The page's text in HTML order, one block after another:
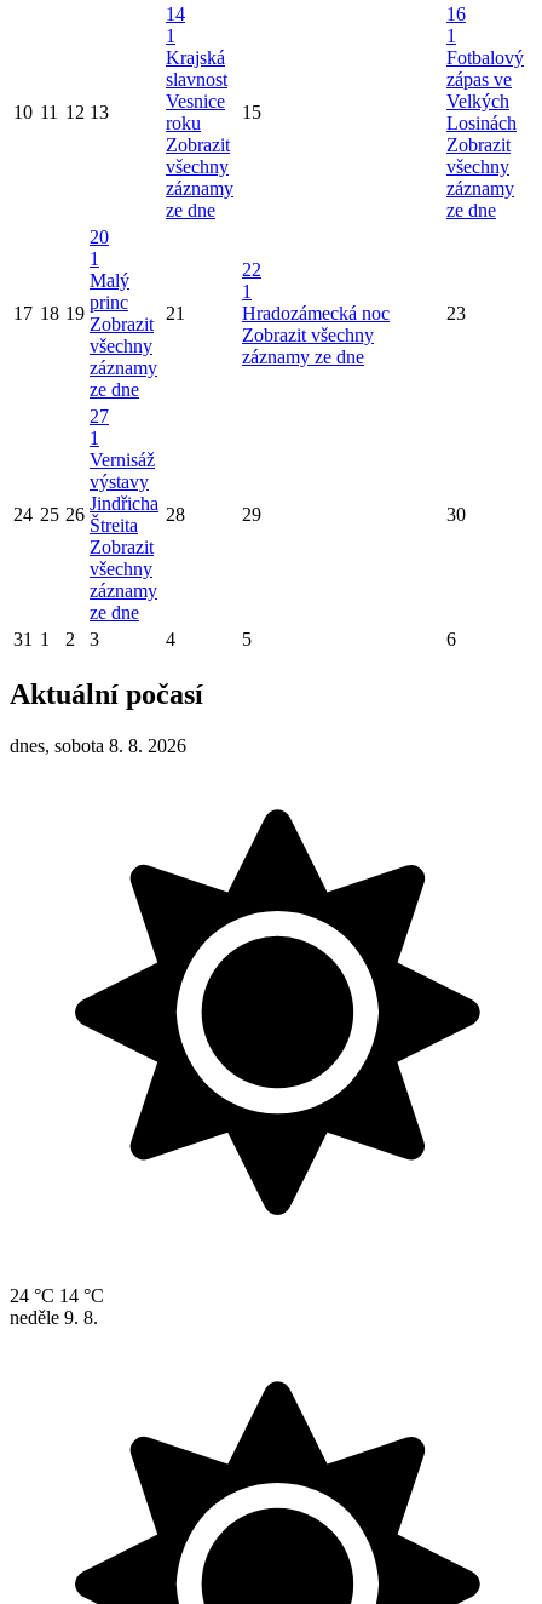
10 11 12 13
14
1
Krajská
slavnost
Vesnice
roku
Zobrazit
všechny
záznamy
ze dne
15
16
1
Fotbalový
zápas ve
Velkých
Losinách
Zobrazit
všechny
záznamy
ze dne
17 18 19
20
1
Malý
princ
Zobrazit
všechny
záznamy
ze dne
21
22
1
Hradozámecká noc
Zobrazit všechny
záznamy ze dne
23
24 25 26
27
1
Vernisáž
výstavy
Jindřicha
Štreita
Zobrazit
všechny
záznamy
ze dne
28 29 30
31 1 2 3 4 5 6
Aktuální počasí
dnes, sobota 8. 8. 2026
24 °C 14 °C
neděle 9. 8.